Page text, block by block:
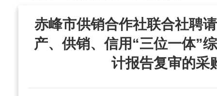
“三位一体”组织社办企业 互动交流
赤峰市供销合作社联合社聘
产、供销、信用“三位一体”
计报告复审的采